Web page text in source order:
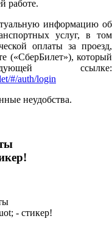
работе.
информацию об
услуг, в том
оплаты за проезд,
(«СберБилет»), который
ссылке:
#/auth/login
неудобства.